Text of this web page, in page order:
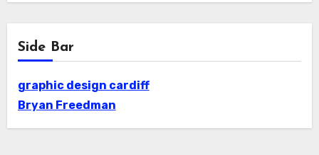
Side Bar
graphic design cardiff
Bryan Freedman